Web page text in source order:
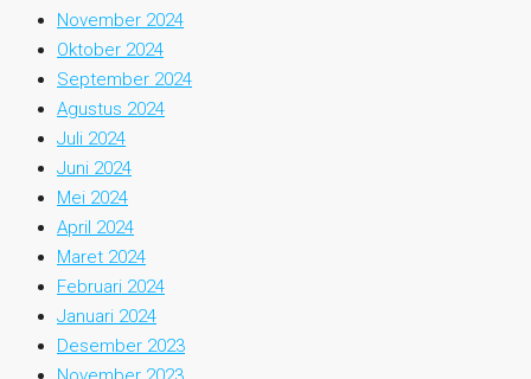
November 2024
Oktober 2024
September 2024
Agustus 2024
Juli 2024
Juni 2024
Mei 2024
April 2024
Maret 2024
Februari 2024
Januari 2024
Desember 2023